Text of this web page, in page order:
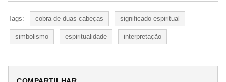
Tags: cobra de duas cabeças significado espiritual
simbolismo espiritualidade interpretação